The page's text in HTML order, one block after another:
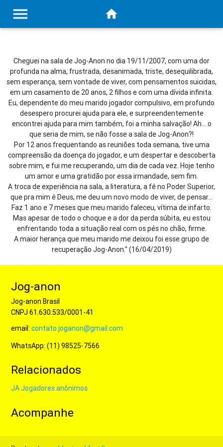
home
menu
Cheguei na sala de Jog-Anon no dia 19/11/2007, com uma dor
profunda na alma, frustrada, desanimada, triste, desequilibrada,
sem esperança, sem vontade de viver, com pensamentos suicidas,
em um casamento de 20 anos, 2 filhos e com uma dívida infinita.
Eu, dependente do meu marido jogador compulsivo, em profundo
desespero procurei ajuda para ele, e surpreendentemente
encontrei ajuda para mim também, foi a minha salvação! Ah... o
que seria de mim, se não fosse a sala de Jog-Anon?!
Por 12 anos frequentando as reuniões toda semana, tive uma
compreensão da doença do jogador, e um despertar e descoberta
sobre mim, e fui me recuperando, um dia de cada vez. Hoje tenho
um amor e uma gratidão por essa irmandade, sem fim.
A troca de experiência na sala, a literatura, a fé no Poder Superior,
que pra mim é Deus, me deu um novo modo de viver, de pensar...
Faz 1 ano e 7 meses que meu marido faleceu, vítima de infarto.
Mas apesar de todo o choque e a dor da perda súbita, eu estou
enfrentando toda a situação real com os pés no chão, firme.
A maior herança que meu marido me deixou foi esse grupo de
recuperação Jog-Anon." (16/04/2019)
Jog-anon
Jog-anon Brasil
CNPJ 61.630.533/0001-41
email:contato.joganon@gmail.com
WhatsApp: (11) 98525-7566
Relacionados
JA Jogadores anônimos
Acompanhe